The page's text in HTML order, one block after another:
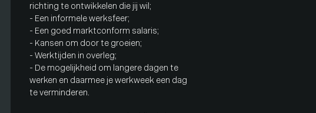
richting te ontwikkelen die jij wil;
- Een informele werksfeer;
- Een goed marktconform salaris;
- Kansen om door te groeien;
- Werktijden in overleg;
- De mogelijkheid om langere dagen te
werken en daarmee je werkweek een dag
te verminderen.